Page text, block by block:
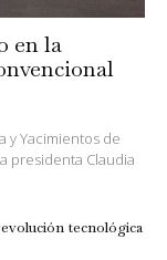
en la
y Yacimientos de
presidenta Claudia
tecnológica